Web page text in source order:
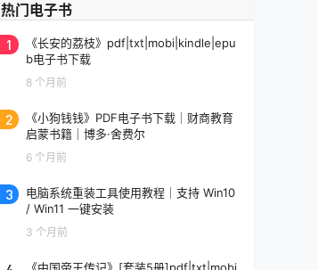
热门电子书
1
《长安的荔枝》pdf|txt|mobi|kindle|epu
b电子书下载
8 个月前
2
《小狗钱钱》PDF电子书下载｜财商教育
启蒙书籍｜博多·舍费尔
6 个月前
3
电脑系统重装工具使用教程｜支持 Win10
/ Win11 一键安装
3 个月前